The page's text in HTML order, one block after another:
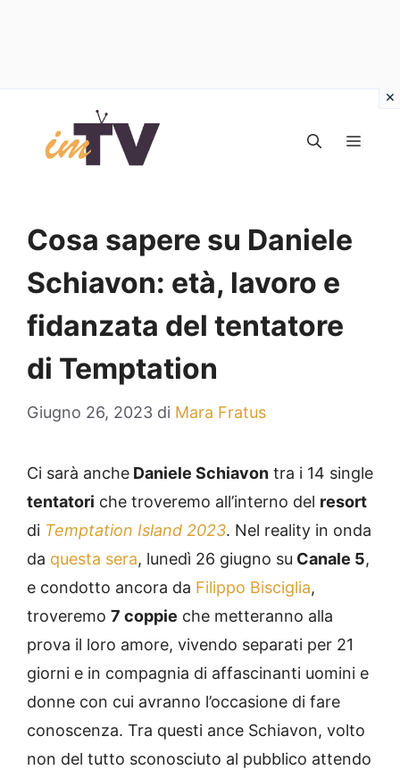
contenuto
Cosa sapere su Daniele
Schiavon: età, lavoro e
fidanzata del tentatore
di Temptation
Giugno 26, 2023 di Mara Fratus
Ci sarà anche Daniele Schiavon tra i 14 single
tentatori che troveremo all’interno del resort
di Temptation Island 2023. Nel reality in onda
da questa sera, lunedì 26 giugno su Canale 5,
e condotto ancora da Filippo Bisciglia,
troveremo 7 coppie che metteranno alla
prova il loro amore, vivendo separati per 21
giorni e in compagnia di affascinanti uomini e
donne con cui avranno l’occasione di fare
conoscenza. Tra questi ance Schiavon, volto
non del tutto sconosciuto al pubblico attendo